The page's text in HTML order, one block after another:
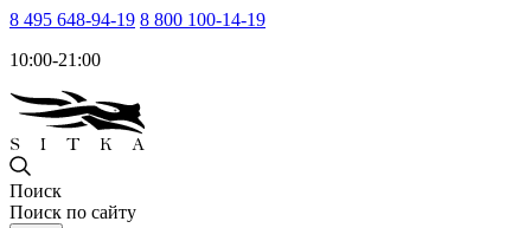
8 495 648-94-19 8 800 100-14-19
10:00-21:00
Поиск
Поиск по сайту